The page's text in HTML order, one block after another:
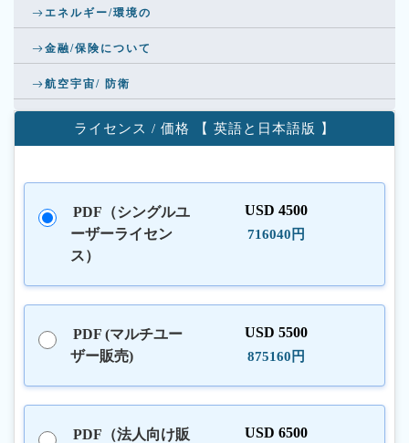
エネルギー/環境の
金融/保険について
航空宇宙/ 防衛
ライセンス / 価格 【 英語と日本語版 】
PDF（シングルユ
ーザーライセン
ス）
USD 4500
716040円
PDF (マルチユー
ザー販売)
USD 5500
875160円
PDF（法人向け販
USD 6500